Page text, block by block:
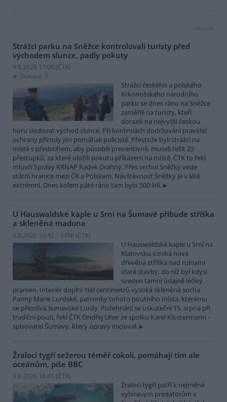
reklama
Strážci parku na Sněžce kontrolovali turisty před
východem slunce, padly pokuty
9.8.2026 17:06 (ČTK)
Diskuse: 2
Strážci českého a polského
Krkonošského národního
parku se dnes ráno na Sněžce
zaměřili na turisty, kteří
dorazili na nejvyšší českou
horu sledovat východ slunce. Při kontrolách dodržování pravidel
ochrany přírody jim pomáhali policisté. Přestože byli strážci na
místě s předstihem, aby působili preventivně, museli řešit 23
přestupků, za které uložili pokutu příkazem na místě. ČTK to řekl
mluvčí Správy KRNAP Radek Drahný. Přes vrchol Sněžky vede
státní hranice mezi ČR a Polskem. Návštěvnost Sněžky je v létě
extrémní. Dnes kolem páté ráno tam bylo 500 lidí.
U Hauswaldské kaple u Srní na Šumavě přibude stříška
a skleněná madona
9.8.2026 16:42 | SRNÍ (ČTK)
U Hauswaldské kaple u Srní na
Klatovsku vzniká nová
dřevěná stříška nad ruinami
staré stavby, do níž byl kdysi
sveden tamní údajně léčivý
pramen. Interiér doplní 160 centimetrů vysoká skleněná socha
Panny Marie Lurdské, patronky tohoto poutního místa, kterému
se přezdívá šumavské Lurdy. Požehnání se uskuteční 15. srpna při
tradiční pouti, řekl ČTK Ondřej Uher ze spolku Karel Klostermann -
spisovatel Šumavy, který úpravy inicioval.
Žraloci tygří sežerou téměř cokoli, pomáhají tím ale
oceánům, píše BBC
9.8.2026 16:41 (ČTK)
Žraloci tygří patří k nejméně
vybíravým predátorům v